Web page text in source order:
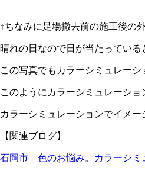
↑ちなみに足場撤去前の施工後の
晴れの日なので日が当たっている
この写真でもカラーシミュレーシ
このようにカラーシミュレーシ
カラーシミュレーションでイメ
【関連ブログ】
石岡市 色のお悩み。カラーシミ